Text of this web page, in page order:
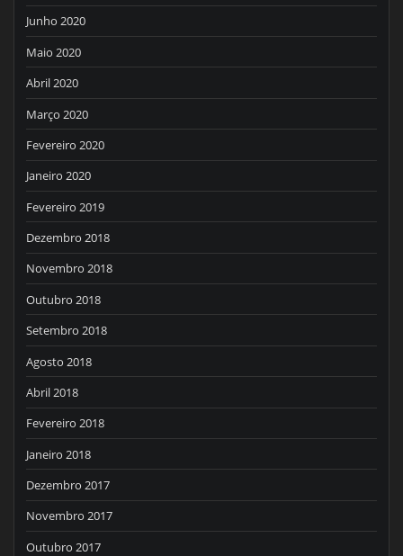
Junho 2020
Maio 2020
Abril 2020
Março 2020
Fevereiro 2020
Janeiro 2020
Fevereiro 2019
Dezembro 2018
Novembro 2018
Outubro 2018
Setembro 2018
Agosto 2018
Abril 2018
Fevereiro 2018
Janeiro 2018
Dezembro 2017
Novembro 2017
Outubro 2017